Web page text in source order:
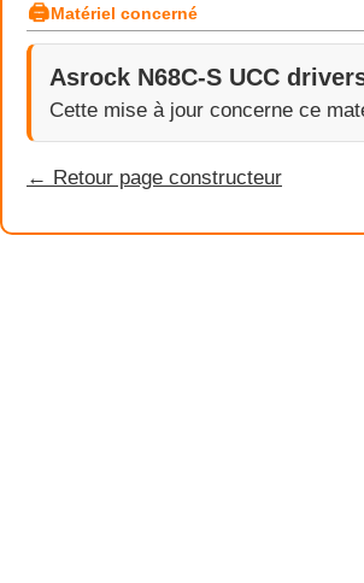
🖨Matériel concerné
Asrock N68C-S UCC
Cette mise à jour concerne ce
← Retour page constructeur